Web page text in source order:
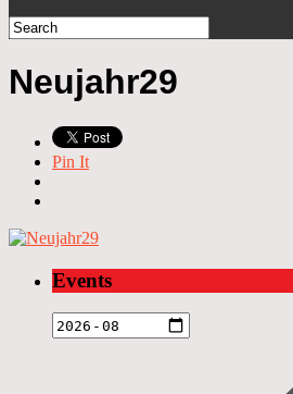
Neujahr29
Pin It
Events